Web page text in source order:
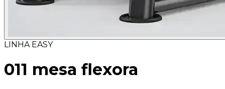
LINHA EASY
011 mesa flexora